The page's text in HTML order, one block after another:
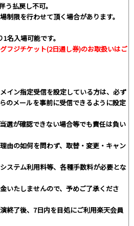
払戻し不可。
限を行わせて頂く場合があります。
名入場可能です。
フジチケット(2日通し券)のお取扱いはご
イン指定受信を設定している方は、必ず
のメールを事前に受信できるように設定
選が確認できない場合等でも責任は負い
由の如何を問わず、取替・変更・キャン
ステム利用料等、各種手数料が必要とな
いたしませんので、予めご了承くださ
終了後、7日内を目処にご利用楽天会員